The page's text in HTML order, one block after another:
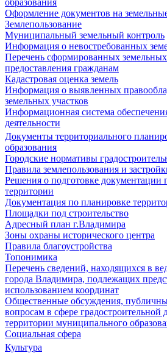
образования
Оформление документов на
Землепользование
Муниципальный земельный контроль
Информация о невостребованных
Перечень сформированных земельных
предоставления гражданам
Кадастровая оценка земель
Информация о выявленных
земельных участков
Информационная система
деятельности
Документы территориального
образования
Городские нормативы
Правила землепользования и
Решения о подготовке документации
территории
Документация по планировке
Площадки под строительство
Адресный план г.Владимира
Зоны охраны исторического центра
Правила благоустройства
Топонимика
Перечень сведений, находящихся в
города Владимира, подлежащих
использованием координат
Общественные обсуждения,
вопросам в сфере градостроительной
территории муниципального
Социальная сфера
Культура